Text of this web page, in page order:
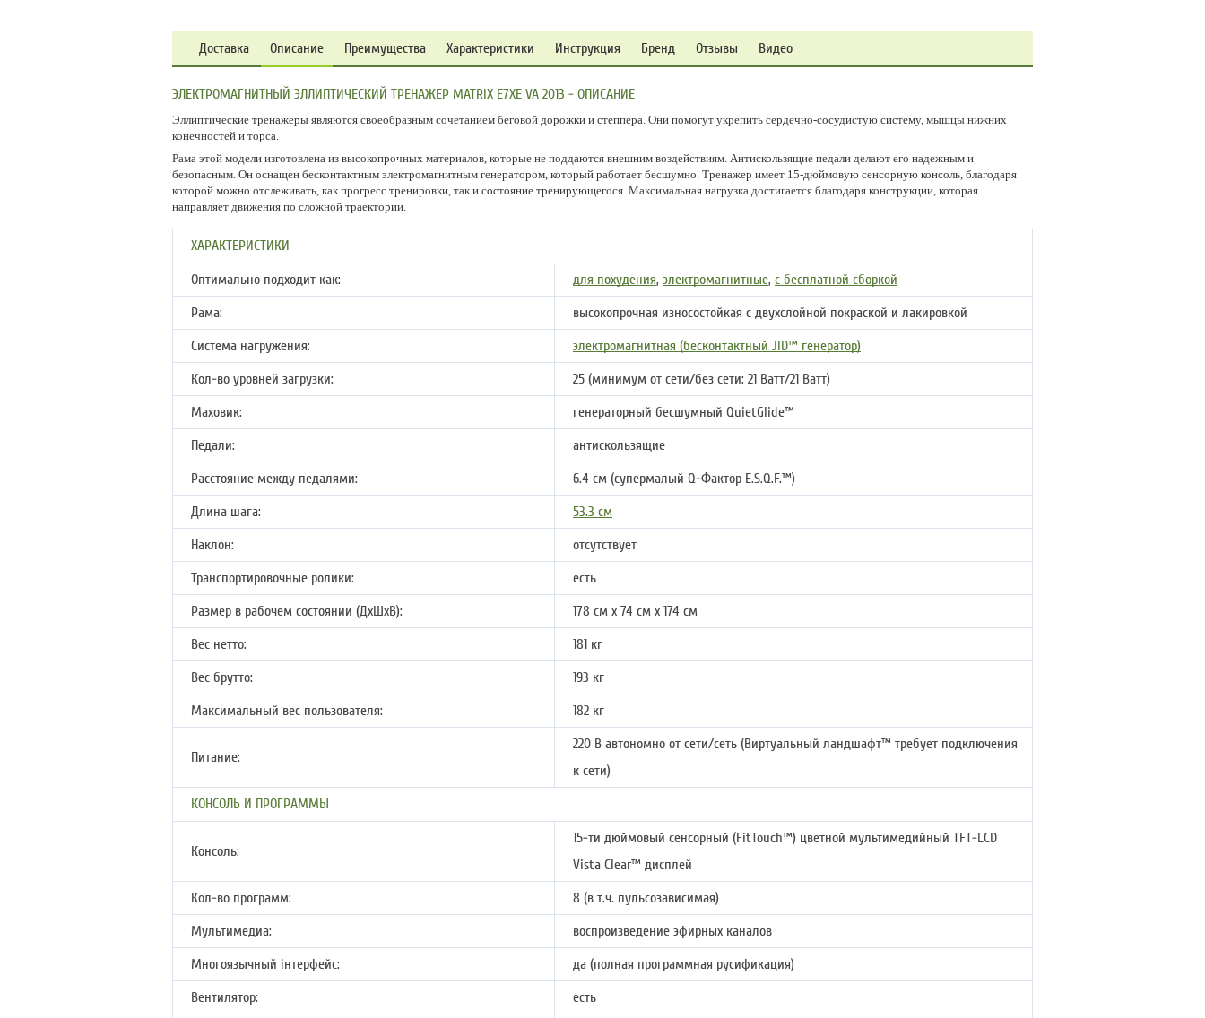
Доставка Описание Преимущества Характеристики Инструкция Бренд Отзывы Видео
ЭЛЕКТРОМАГНИТНЫЙ ЭЛЛИПТИЧЕСКИЙ ТРЕНАЖЕР MATRIX E7XE VA 2013 - ОПИСАНИЕ
Эллиптические тренажеры являются своеобразным сочетанием беговой дорожки и степпера. Они помогут укрепить сердечно-сосудистую систему, мышцы нижних
конечностей и торса.
Рама этой модели изготовлена из высокопрочных материалов, которые не поддаются внешним воздействиям. Антискользящие педали делают его надежным и
безопасным. Он оснащен бесконтактным электромагнитным генератором, который работает бесшумно. Тренажер имеет 15-дюймовую сенсорную консоль, благодаря
которой можно отслеживать, как прогресс тренировки, так и состояние тренирующегося. Максимальная нагрузка достигается благодаря конструкции, которая
направляет движения по сложной траектории.
ХАРАКТЕРИСТИКИ
Оптимально подходит как:
для похудения, электромагнитные, с бесплатной сборкой
Рама:
высокопрочная износостойкая с двухслойной покраской и лакировкой
Система нагружения:
электромагнитная (бесконтактный JID™ генератор)
Кол-во уровней загрузки:
25 (минимум от сети/без сети: 21 Ватт/21 Ватт)
Маховик:
генераторный бесшумный QuietGlide™
Педали:
антискользящие
Расстояние между педалями:
6.4 см (супермалый Q-Фактор E.S.Q.F.™)
Длина шага:
53.3 см
Наклон:
отсутствует
Транспортировочные ролики:
есть
Размер в рабочем состоянии (ДхШхВ):
178 см х 74 см х 174 см
Вес нетто:
181 кг
Вес брутто:
193 кг
Максимальный вес пользователя:
182 кг
Питание:
220 В автономно от сети/сеть (Виртуальный ландшафт™ требует подключения
к сети)
КОНСОЛЬ И ПРОГРАММЫ
Консоль:
15-ти дюймовый сенсорный (FitTouch™) цветной мультимедийный TFT-LCD
Vista Clear™ дисплей
Кол-во программ:
8 (в т.ч. пульсозависимая)
Мультимедиа:
воспроизведение эфирных каналов
Многоязычный інтерфейс:
да (полная программная русификация)
Вентилятор:
есть